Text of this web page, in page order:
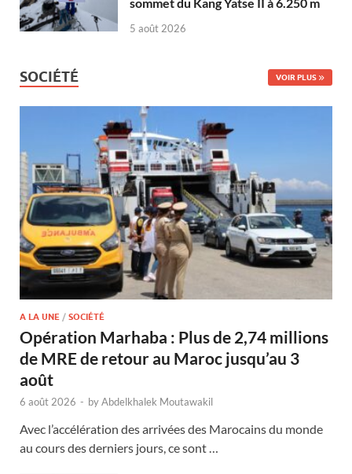
5 août 2026
SOCIÉTÉ VOIR PLUS
A LA UNE / SOCIÉTÉ
Opération Marhaba : Plus de 2,74 millions
de MRE de retour au Maroc jusqu’au 3
août
6 août 2026 - byAbdelkhalek Moutawakil
Avec l’accélération des arrivées des Marocains du monde
au cours des derniers jours, ce sont …